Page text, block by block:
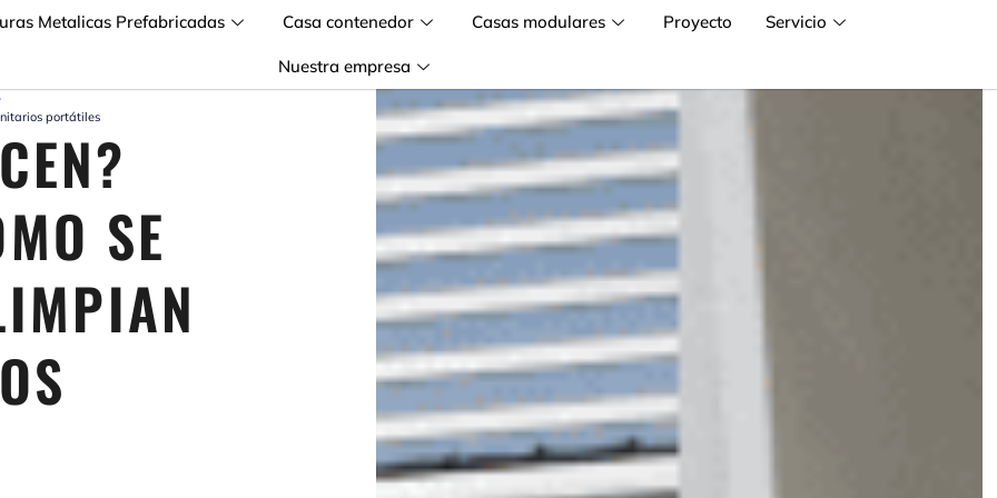
Metalicas Prefabricadas Casa contenedor Casas modulares Proyecto Servicio
Nuestra empresa
portátiles
SE